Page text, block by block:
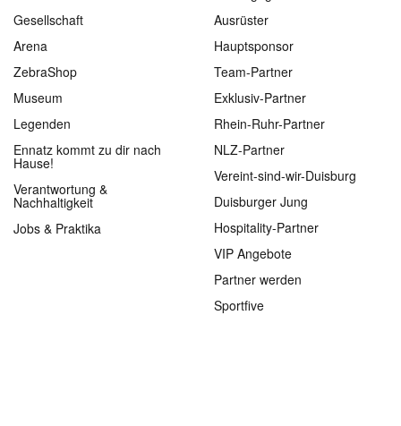
Gesellschaft
Arena
ZebraShop
Museum
Legenden
Ennatz kommt zu dir nach
Hause!
Verantwortung &
Nachhaltigkeit
Jobs & Praktika
Ausrüster
Hauptsponsor
Team-Partner
Exklusiv-Partner
Rhein-Ruhr-Partner
NLZ-Partner
Vereint-sind-wir-Duisburg
Duisburger Jung
Hospitality-Partner
VIP Angebote
Partner werden
Sportfive